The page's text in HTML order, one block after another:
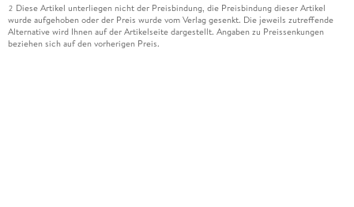
2 Diese Artikel unterliegen nicht der Preisbindung, die Preisbindung dieser Artikel
wurde aufgehoben oder der Preis wurde vom Verlag gesenkt. Die jeweils zutreffende
Alternative wird Ihnen auf der Artikelseite dargestellt. Angaben zu Preissenkungen
beziehen sich auf den vorherigen Preis.